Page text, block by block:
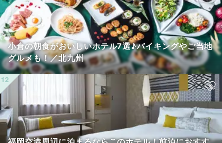
小倉の朝食がおいしいホテル7選♪バイキングやご当地
グルメも！／北九州